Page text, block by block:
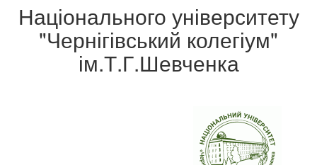
Національного університету
"Чернігівський колегіум"
ім.Т.Г.Шевченка